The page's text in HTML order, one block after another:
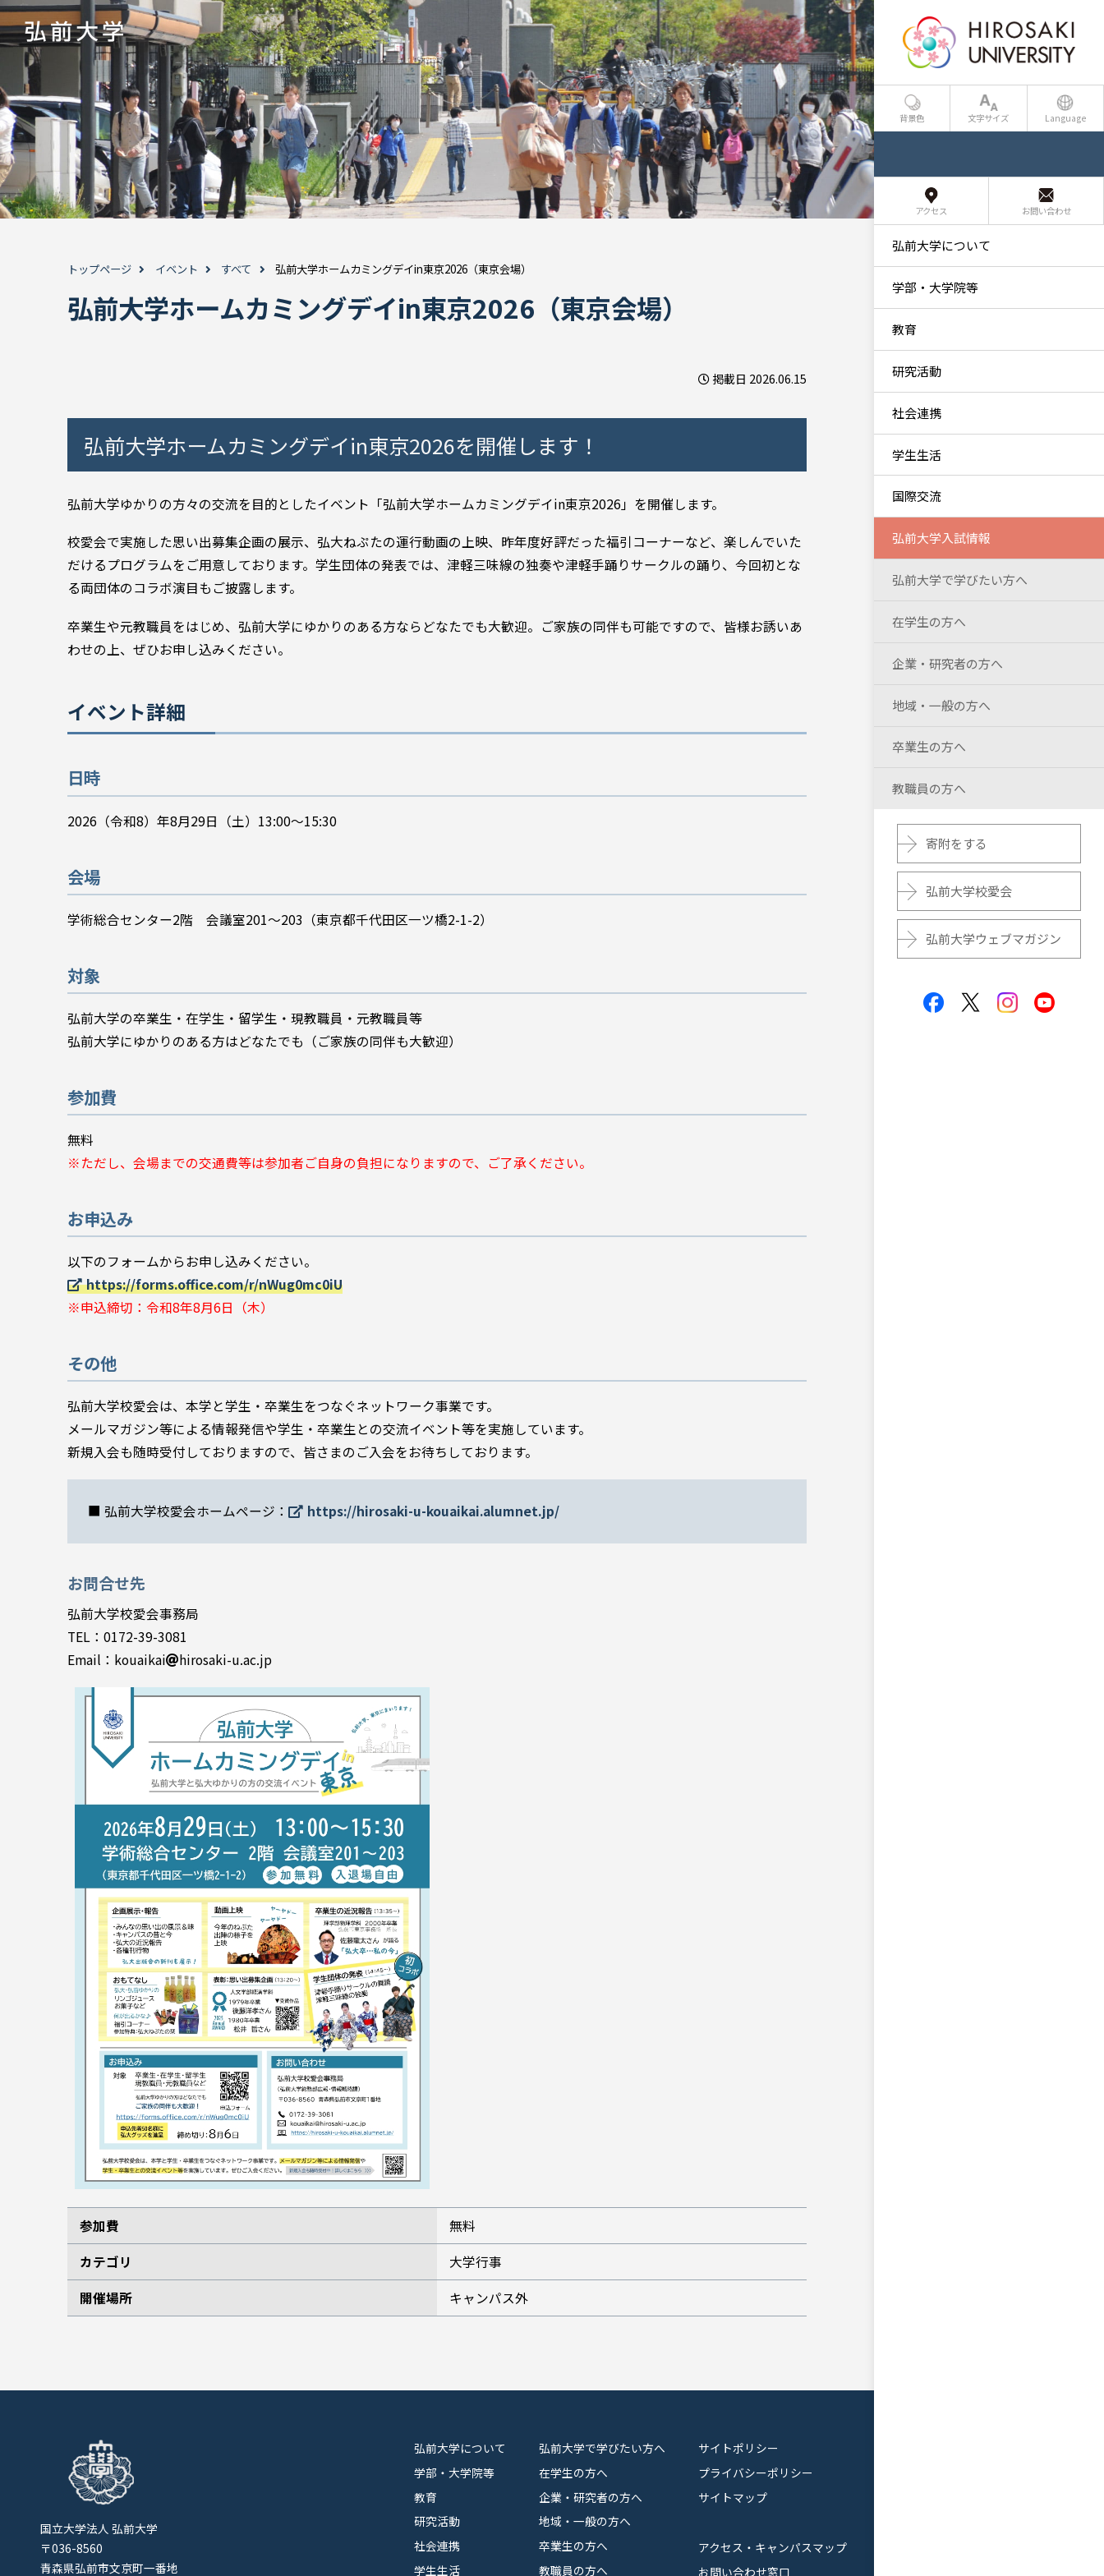
トップページ イベント すべて 弘前大学ホームカミングデイin東京2026（東京会場）
弘前大学ホームカミングデイin東京2026（東京会場）
掲載日 2026.06.15
弘前大学ホームカミングデイin東京2026を開催します！
弘前大学ゆかりの方々の交流を目的としたイベント「弘前大学ホームカミングデイin東京2026」を開催します。
校愛会で実施した思い出募集企画の展示、弘大ねぷたの運行動画の上映、昨年度好評だった福引コーナーなど、楽しんでいた
だけるプログラムをご用意しております。学生団体の発表では、津軽三味線の独奏や津軽手踊りサークルの踊り、今回初とな
る両団体のコラボ演目もご披露します。
卒業生や元教職員をはじめ、弘前大学にゆかりのある方ならどなたでも大歓迎。ご家族の同伴も可能ですので、皆様お誘いあ
わせの上、ぜひお申し込みください。
イベント詳細
日時
2026（令和8）年8月29日（土）13:00～15:30
会場
学術総合センター2階 会議室201～203（東京都千代田区一ツ橋2-1-2）
対象
弘前大学の卒業生・在学生・留学生・現教職員・元教職員等
弘前大学にゆかりのある方はどなたでも（ご家族の同伴も大歓迎）
参加費
無料
※ただし、会場までの交通費等は参加者ご自身の負担になりますので、ご了承ください。
お申込み
以下のフォームからお申し込みください。
https://forms.office.com/r/nWug0mc0iU
※申込締切：令和8年8月6日（木）
その他
弘前大学校愛会は、本学と学生・卒業生をつなぐネットワーク事業です。
メールマガジン等による情報発信や学生・卒業生との交流イベント等を実施しています。
新規入会も随時受付しておりますので、皆さまのご入会をお待ちしております。
■ 弘前大学校愛会ホームページ： https://hirosaki-u-kouaikai.alumnet.jp/
お問合せ先
弘前大学校愛会事務局
TEL：0172-39-3081
Email：kouaikai
hirosaki-u.ac.jp
参加費
無料
カテゴリ
大学行事
開催場所
キャンパス外
国立大学法人 弘前大学
〒036-8560
青森県弘前市文京町一番地
弘前大学について
学部・大学院等
教育
研究活動
社会連携
学生生活
弘前大学で学びたい方へ
在学生の方へ
企業・研究者の方へ
地域・一般の方へ
卒業生の方へ
教職員の方へ
サイトポリシー
プライバシーポリシー
サイトマップ
アクセス・キャンパスマップ
お問い合わせ窓口
背景色 文字サイズ Language
アクセス お問い合わせ
弘前大学について
学部・大学院等
教育
研究活動
社会連携
学生生活
国際交流
弘前大学入試情報
弘前大学で学びたい方へ
在学生の方へ
企業・研究者の方へ
地域・一般の方へ
卒業生の方へ
教職員の方へ
寄附をする
弘前大学校愛会
弘前大学ウェブマガジン